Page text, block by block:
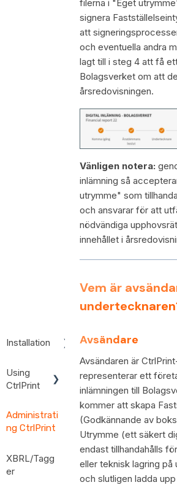
filerna i "Eget
signera
att
och eventuella andra
lagt till i steg 4 att få
Bolagsverket om att
årsredovisningen.
Vänligen notera:
inlämning så
utrymme" som
och ansvarar för att
nödvändiga
innehållet i
Vem är
Avsändare
Avsändaren är
representerar ett
inlämningen till
kommer att skapa
(Godkännande av
Utrymme (ett säkert
endast tillhandahålls
eller teknisk lagring på
och slutligen ladda
Installation
Instruction
s
Creative
Cloud and
nCopy
Using
CtrlPrint
Guides
Single
Administrati
ng CtrlPrint
XBRL/Tagg
er